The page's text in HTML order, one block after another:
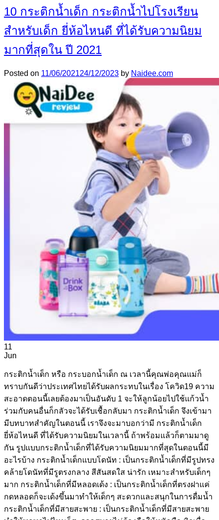
10 กระติกน้ำเด็ก กระติกน้ำไปโรงเรียน
สำหรับเด็ก ยี่ห้อไหนดี ที่ได้รับความนิยม
มากที่สุดใน ปี 2021
Posted on 11/06/202124/12/2023 by Naidee.com
11
Jun
กระติกน้ำเด็ก หรือ กระบอกน้ำเด็ก ณ เวลานี้คุณพ่อคุณแม่ก็
ทราบกันดีว่าประเทศไทยได้รับผลกระทบในเรื่อง โควิด19 ความ
สะอาดตอนนี้เลยต้องมาเป็นอันดับ 1 จะให้ลูกน้อยไปใช้แก้วน้ำ
ร่วมกับคนอื่นก็กลัวจะได้รับเชื้อกลับมา กระติกน้ำเด็ก จึงเข้ามา
มีบทบาทสำคัญในตอนนี้ เราจึงจะมาบอกว่ามี กระติกน้ำเด็ก
ยี่ห้อไหนดี ที่ได้รับความนิยมในเวลานี้ ถ้าพร้อมแล้วก็ตามมาดู
กัน รูปแบบกระติกน้ำเด็กที่ได้รับความนิยมมากที่สุดในตอนนี้มี
อะไรบ้าง กระติกน้ำเด็กแบบโดนัท : เป็นกระติกน้ำเด็กที่มีรูปทรง
คล้ายโดนัทที่มีรูตรงกลาง สีสันสดใส น่ารัก เหมาะสำหรับเด็กๆ
มาก กระติกน้ำเด็กที่มีหลอดเด้ง : เป็นกระติกน้ำเด็กที่ตรงฝาแค่
กดหลอดก็จะเด้งขึ้นมาทำให้เด็กๆ สะดวกและสนุกในการดื่มน้ำ
กระติกน้ำเด็กที่มีสายสะพาย : เป็นกระติกน้ำเด็กที่มีสายสะพาย